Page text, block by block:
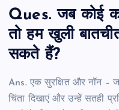
Ques. जब कोई
तो हम खुली
सकते हैं?
Ans. एक सुरक्षित और नॉन –
चिंता दिखाएं और उन्हें सतही